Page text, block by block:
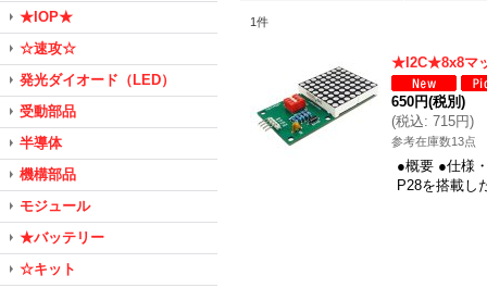
★IOP★
☆速攻☆
発光ダイオード（LED）
受動部品
半導体
機構部品
モジュール
★バッテリー
☆キット
1件
★I2C★8x8マ
650円(税別)
(税込: 715円)
参考在庫数13点
●概要 ●仕様
P28を搭載し